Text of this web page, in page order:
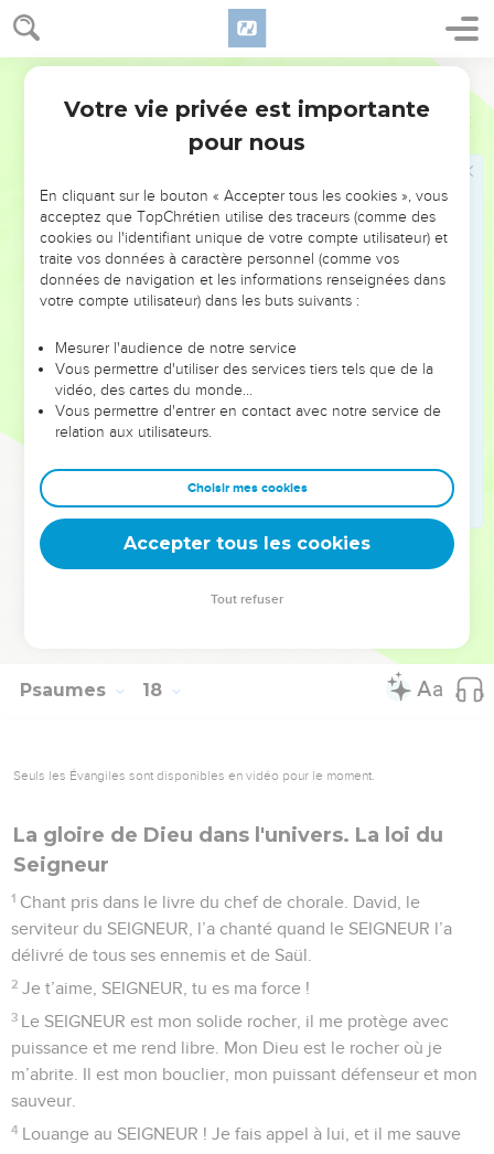
NE MANQUEZ PAS L’ÉVÉNEMENT
DE L’ANNÉE !
ET SI LEURS ERREURS POUVAIENT VOUS ÉVITER LES
VOTRES ?
leur foi ou leur vision. Mais on voit moins les doutes, les erreurs
et les saisons difficiles qu'ils ont traversés, alors même que ce
sont elles qui les ont façonnés.
Dans cette conférence, leaders, entrepreneurs, et responsables
clés pour avancer avec plus de sagesse afin que leurs erreurs
deviennent vos tremplins. Que vous guidiez un ministère, une
équipe, un groupe ou une famille, leur expérience est faite
Psaumes 17
Seuls les Évangiles sont disponibles en vidéo pour le moment.
Un roi remercie Dieu après la victoire
1 SEIGNEUR, écoute ma juste demande, sois attentif à mon
cri ! Tends l’oreille à ma prière : ma bouche ne ment pas.
2 C’est toi qui me feras justice, regarde bien ce qui est vrai.
3 Tu as vu le fond de mon cœur. Pendant la nuit, tu es venu
me surveiller, tu m’as bien examiné, tu n’as rien trouvé de
mal en moi.
4 Je n’ai pas dit ce que je pense des autres. J’ai fait ce que
tu as demandé, j’ai suivi le chemin que tu m’as montré.
5 J’ai marché sur tes pas, je n’ai pas glissé.
Maintenant, je fais appel à toi, ô Dieu, car tu me répondras.
Votre vie privée est importante
pour nous
En cliquant sur le bouton « Accepter tous les cookies », vous
acceptez que TopChrétien utilise des traceurs (comme des
cookies ou l'identifiant unique de votre compte utilisateur) et
traite vos données à caractère personnel (comme vos
données de navigation et les informations renseignées dans
votre compte utilisateur) dans les buts suivants :
Mesurer l'audience de notre service
Vous permettre d'utiliser des services tiers tels que de la
vidéo, des cartes du monde…
Vous permettre d'entrer en contact avec notre service de
relation aux utilisateurs.
Choisir mes cookies
Accepter tous les cookies
Tout refuser